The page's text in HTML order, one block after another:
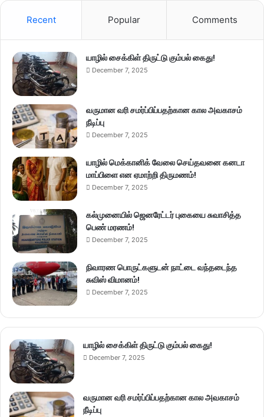
Recent Popular Comments
யாழில் சைக்கிள் திருட்டு கும்பல் கைது!
December 7, 2025
வருமான வரி சமர்ப்பிப்பதற்கான கால அவகாசம்
நீடிப்பு
December 7, 2025
யாழில் மெக்கானிக் வேலை செய்தவனை கனடா
மாப்பிளை என ஏமாற்றி திருமணம்!
December 7, 2025
கல்முனையில் ஜெனரேட்டர் புகையை சுவாசித்த
பெண் மரணம்!
December 7, 2025
நிவாரண பொருட்களுடன் நாட்டை வந்தடைந்த
சுவிஸ் விமானம்!
December 7, 2025
யாழில் சைக்கிள் திருட்டு கும்பல் கைது!
December 7, 2025
வருமான வரி சமர்ப்பிப்பதற்கான கால அவகாசம்
நீடிப்பு